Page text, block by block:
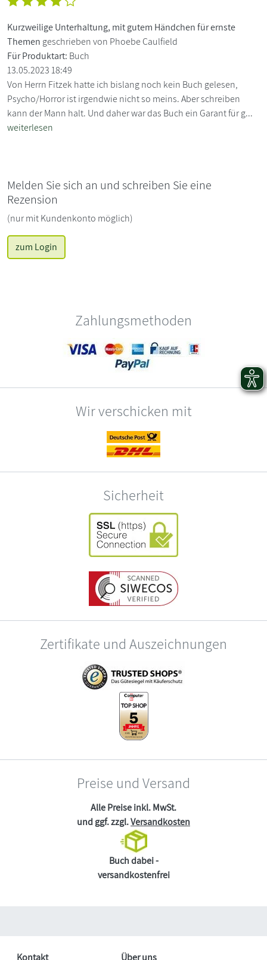
Kurzweilige Unterhaltung, mit gutem Händchen für ernste
Themen geschrieben von Phoebe Caulfield
Für Produktart: Buch
13.05.2023 18:49
Von Herrn Fitzek hatte ich bislang noch kein Buch gelesen,
Psycho/Horror ist irgendwie nicht so meins. Aber schreiben
kann der Mann halt. Und daher war das Buch ein Garant für g...
weiterlesen
Melden Sie sich an und schreiben Sie eine
Rezension
(nur mit Kundenkonto möglich)
zum Login
Zahlungsmethoden
Wir verschicken mit
Sicherheit
Zertifikate und Auszeichnungen
Preise und Versand
Alle Preise inkl. MwSt.
und ggf. zzgl.Versandkosten
Buch dabei -
versandkostenfrei
Kontakt Über uns